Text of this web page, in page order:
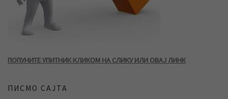
ПОПУНИТЕ УПИТНИК КЛИКОМ НА СЛИКУ ИЛИ ОВАЈ ЛИНК
ПИСМО САЈТА